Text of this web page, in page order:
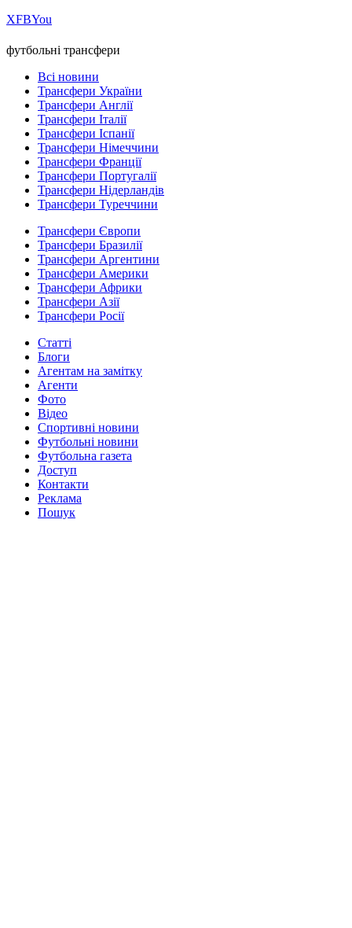
ХFBYou
футбольні трансфери
Всі новини
Трансфери України
Трансфери Англії
Трансфери Італії
Трансфери Іспанії
Трансфери Німеччини
Трансфери Франції
Трансфери Португалії
Трансфери Нідерландів
Трансфери Туреччини
Трансфери Європи
Трансфери Бразилії
Трансфери Аргентини
Трансфери Америки
Трансфери Африки
Трансфери Азії
Трансфери Росії
Статті
Блоги
Агентам на замітку
Агенти
Фото
Відео
Спортивні новини
Футбольні новини
Футбольна газета
Доступ
Контакти
Реклама
Пошук